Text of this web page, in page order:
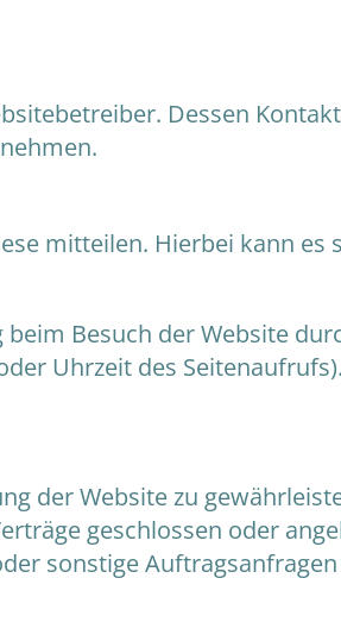
Dessen
mitteilen. Hierbei kann es
Besuch der Website
Uhrzeit des
der Website zu
geschlossen oder
sonstige